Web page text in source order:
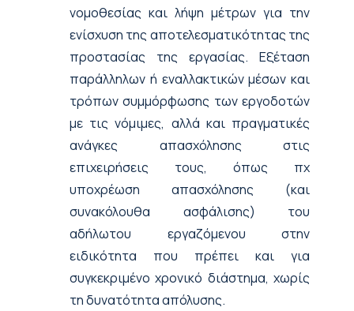
νομοθεσίας και λήψη μέτρων για την
ενίσχυση της αποτελεσματικότητας της
προστασίας της εργασίας. Εξέταση
παράλληλων ή εναλλακτικών μέσων και
τρόπων συμμόρφωσης των εργοδοτών
με τις νόμιμες, αλλά και πραγματικές
ανάγκες απασχόλησης στις
επιχειρήσεις τους, όπως πχ
υποχρέωση απασχόλησης (και
συνακόλουθα ασφάλισης) του
αδήλωτου εργαζόμενου στην
ειδικότητα που πρέπει και για
συγκεκριμένο χρονικό διάστημα, χωρίς
τη δυνατότητα απόλυσης.